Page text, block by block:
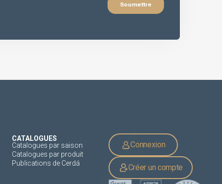
CATALOGUES
Catalogues par saison
Catalogues par produit
Publications de Cerdá
Connexion
Créer un compte